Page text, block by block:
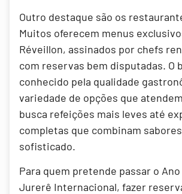
Outro destaque são os
Muitos oferecem menus
Réveillon, assinados por chefs
com reservas bem disputadas. O
conhecido pela qualidade
variedade de opções que
busca refeições mais leves até
completas que combinam
sofisticado.
Para quem pretende passar o
Jurerê Internacional, fazer